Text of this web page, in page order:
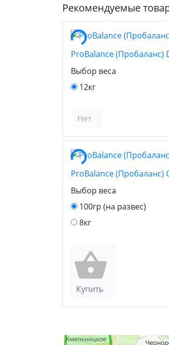
Рекомендуемые
ProBalance (Пробаланс)
Выбор веса
12кг
Нет
ProBalance (Пробаланс)
Выбор веса
100гр (на развес)
8кг
Купить